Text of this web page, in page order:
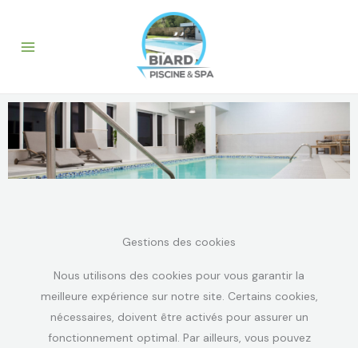
contenu
Gestions des cookies
Nous utilisons des cookies pour vous garantir la
meilleure expérience sur notre site. Certains cookies,
nécessaires, doivent être activés pour assurer un
fonctionnement optimal. Par ailleurs, vous pouvez